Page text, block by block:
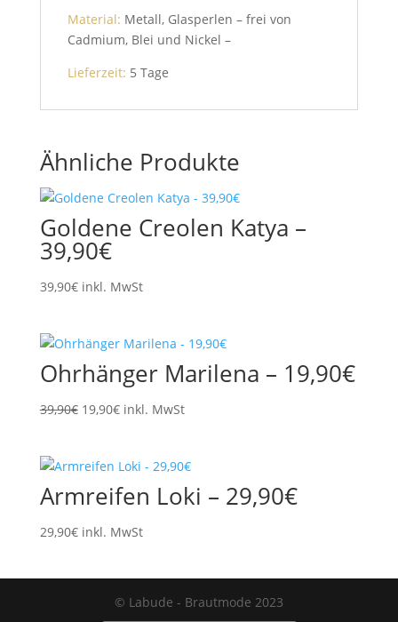
Material: Metall, Glasperlen – frei von
Cadmium, Blei und Nickel –
Lieferzeit: 5 Tage
Ähnliche Produkte
Goldene Creolen Katya –
39,90€
39,90€ inkl. MwSt
Ohrhänger Marilena – 19,90€
39,90€ Ursprünglicher
39,90€
19,90€Aktueller
19,90€.
inkl. MwSt
Armreifen Loki – 29,90€
29,90€ inkl. MwSt
© Labude - Brautmode 2023